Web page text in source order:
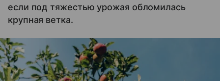
если под тяжестью урожая обломилась
крупная ветка.